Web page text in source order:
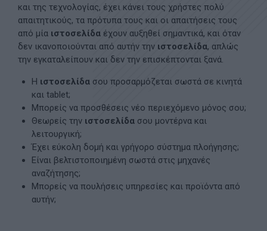
και της τεχνολογίας, έχει κάνει τους χρήστες πολύ
απαιτητικούς, τα πρότυπα τους και οι απαιτήσεις τους
από μία ιστοσελίδα έχουν αυξηθεί σημαντικά, και όταν
δεν ικανοποιούνται από αυτήν την ιστοσελίδα, απλώς
την εγκαταλείπουν και δεν την επισκέπτονται ξανά.
Η ιστοσελίδασου προσαρμόζεται σωστά σε κινητά
και tablet;
Μπορείς να προσθέσεις νέο περιεχόμενο μόνος σου;
Θεωρείς την ιστοσελίδασου μοντέρνα και
λειτουργική;
Έχει εύκολη δομή και γρήγορο σύστημα πλοήγησης;
Είναι βελτιστοποιημένη σωστά στις μηχανές
αναζήτησης;
Μπορείς να πουλήσεις υπηρεσίες και προϊόντα από
αυτήν;